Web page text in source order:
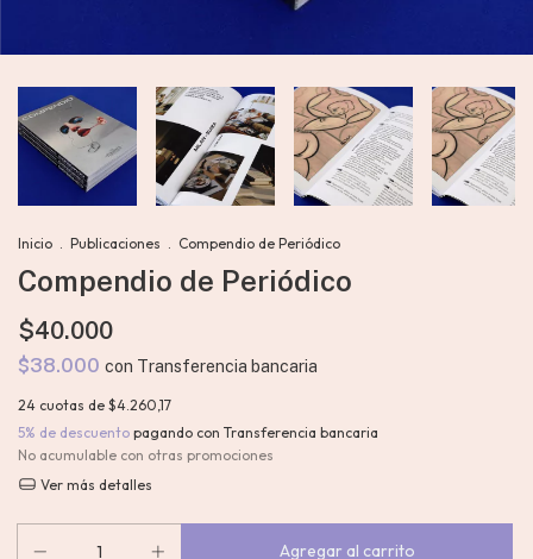
Inicio Publicaciones Compendio de Periódico
Compendio de Periódico
$40.000
$38.000 con Transferencia bancaria
24 cuotas de $4.260,17
5% de descuento pagando con Transferencia bancaria
No acumulable con otras promociones
Ver más detalles